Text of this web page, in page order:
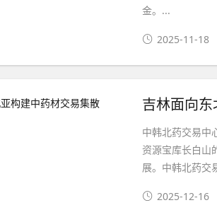
金。...
2025-11-18
吉林面向
中韩北药交易中
资源宝库长白山
展。中韩北药交
2025-12-16